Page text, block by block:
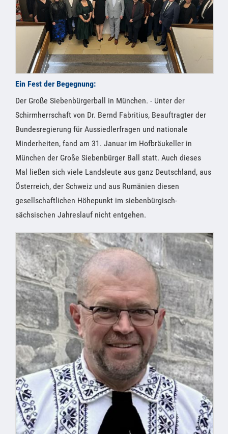
Ein Fest der Begegnung:
Der Große Siebenbürgerball in München. - Unter der
Schirmherrschaft von Dr. Bernd Fabritius, Beauftragter der
Bundesregierung für Aussiedlerfragen und nationale
Minderheiten, fand am 31. Januar im Hofbräukeller in
München der Große Siebenbürger Ball statt. Auch dieses
Mal ließen sich viele Landsleute aus ganz Deutschland, aus
Österreich, der Schweiz und aus Rumänien diesen
gesellschaftlichen Höhepunkt im siebenbürgisch-
sächsischen Jahreslauf nicht entgehen.